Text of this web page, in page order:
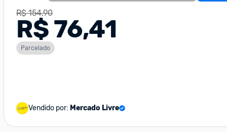
R$ 154,90
R$ 76,41
Parcelado
Vendido por: Mercado Livre